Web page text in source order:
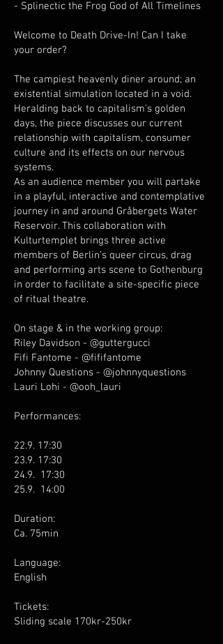
- Splinectic the Frog God of All Timelines
Welcome to Death Drive-In! Can I take
your order?
The campiest heavenly diner around; an
existential simulation located in a void.
Heralding back to capitalism's golden
days, the piece discusses our current
relationship with capitalism, consumer
culture and its effects on our nervous
systems.
As an audience member you will partake
in a playful, interactive and contemplative
journey in and around Gråbergets Water
Reservoir. This collaboration with
Kulturtemplet brings three active
members of Berlin’s queer circus, drag
and performing arts scene to Gothenburg
in order to facilitate a site-specific piece
of ritual theatre.
On stage & in the working group:
Riley Davidson - @guttergucci
Fifi Fantome - @fififantome
Johnny Questions - @johnnyquestions
Lauri Lohi - @ooh_lauri
Performances:
22.9. 17:30
23.9. 17:30
24.9. 17:30
25.9. 14:00
Duration:
Ca. 75min
Language:
English
Tickets:
Sliding scale 170kr-250kr